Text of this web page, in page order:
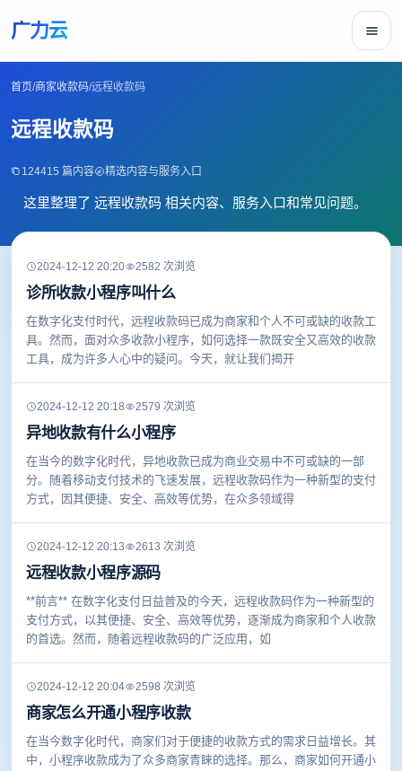
广力云
首页/商家收款码/远程收款码
远程收款码
124415 篇内容 精选内容与服务入口
这里整理了 远程收款码 相关内容、服务入口和常见问题。
2024-12-12 20:20 2582 次浏览
诊所收款小程序叫什么
在数字化支付时代，远程收款码已成为商家和个人不可或缺的收款工
具。然而，面对众多收款小程序，如何选择一款既安全又高效的收款
工具，成为许多人心中的疑问。今天，就让我们揭开
2024-12-12 20:18 2579 次浏览
异地收款有什么小程序
在当今的数字化时代，异地收款已成为商业交易中不可或缺的一部
分。随着移动支付技术的飞速发展，远程收款码作为一种新型的支付
方式，因其便捷、安全、高效等优势，在众多领域得
2024-12-12 20:13 2613 次浏览
远程收款小程序源码
**前言** 在数字化支付日益普及的今天，远程收款码作为一种新型的
支付方式，以其便捷、安全、高效等优势，逐渐成为商家和个人收款
的首选。然而，随着远程收款码的广泛应用，如
2024-12-12 20:04 2598 次浏览
商家怎么开通小程序收款
在当今数字化时代，商家们对于便捷的收款方式的需求日益增长。其
中，小程序收款成为了众多商家青睐的选择。那么，商家如何开通小